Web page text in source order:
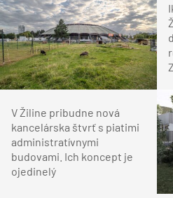
V Žiline pribudne nová
kancelárska štvrť s piatimi
administratívnymi
budovami. Ich koncept je
ojedinelý